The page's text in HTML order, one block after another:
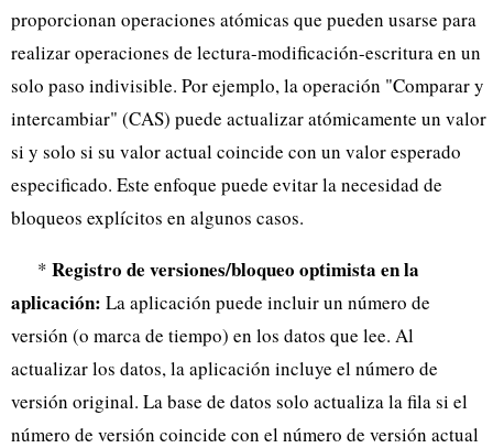
proporcionan operaciones atómicas que pueden usarse para
realizar operaciones de lectura-modificación-escritura en un
solo paso indivisible. Por ejemplo, la operación "Comparar y
intercambiar" (CAS) puede actualizar atómicamente un valor
si y solo si su valor actual coincide con un valor esperado
especificado. Este enfoque puede evitar la necesidad de
bloqueos explícitos en algunos casos.
* Registro de versiones/bloqueo optimista en la
aplicación: La aplicación puede incluir un número de
versión (o marca de tiempo) en los datos que lee. Al
actualizar los datos, la aplicación incluye el número de
versión original. La base de datos solo actualiza la fila si el
número de versión coincide con el número de versión actual